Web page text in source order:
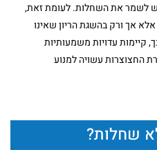
לשמר את השחלות. לעומת זאת,
אך ורק בהשגת הריון שאינו
קיימות עדויות משמעותיות
החצוצרות עשויה למנוע
שחלות?